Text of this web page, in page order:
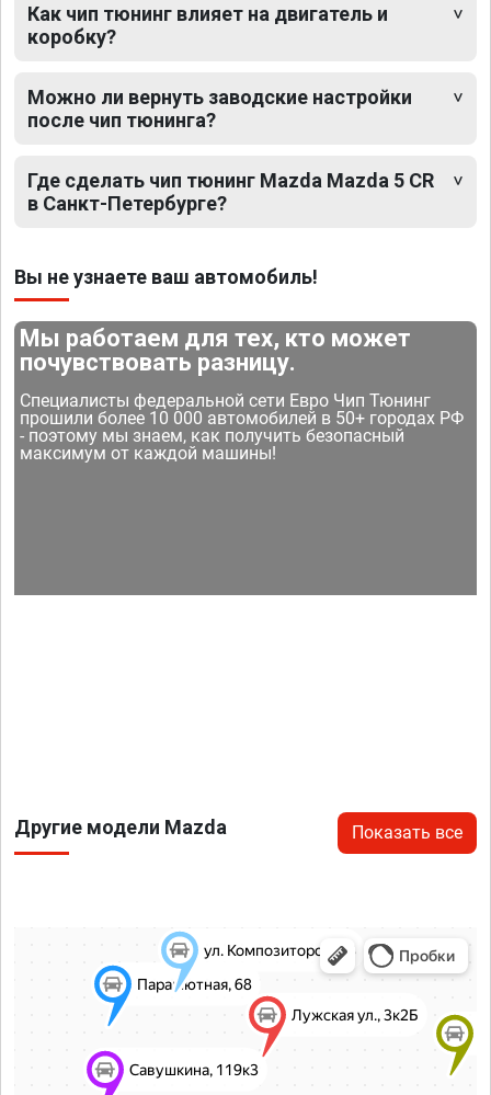
Как чип тюнинг влияет на двигатель и
коробку?
Можно ли вернуть заводские настройки
после чип тюнинга?
Где сделать чип тюнинг Mazda Mazda 5 CR
в Санкт-Петербурге?
Вы не узнаете ваш автомобиль!
Мы работаем для тех, кто может
почувствовать разницу.
Специалисты федеральной сети Евро Чип Тюнинг
прошили более 10 000 автомобилей в 50+ городах РФ
- поэтому мы знаем, как получить безопасный
максимум от каждой машины!
Другие модели Mazda Показать все